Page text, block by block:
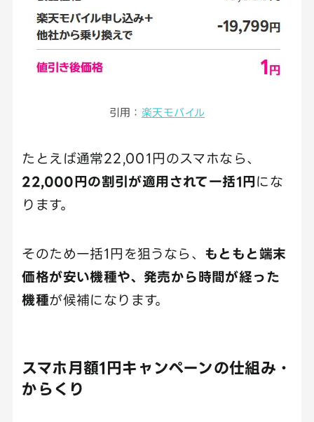
引用： 楽天モバイル
たとえば通常22,001円のスマホなら、
22,000円の割引が適用されて一括1円にな
ります。
そのため一括1円を狙うなら、 もともと端末
価格が安い機種や、発売から時間が経った
機種が候補になります。
スマホ月額1円キャンペーンの仕組み・
からくり